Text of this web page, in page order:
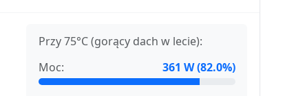
Przy 75°C (gorący dach w lecie):
Moc:
361 W (82.0%)